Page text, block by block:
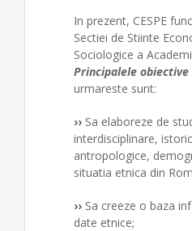
In prezent, CESPE
Sectiei de Stiinte
Sociologice a
Principalele obiective
urmareste sunt:
›› Sa elaboreze de
interdisciplinare,
antropologice,
situatia etnica din
›› Sa creeze o baza
date etnice;